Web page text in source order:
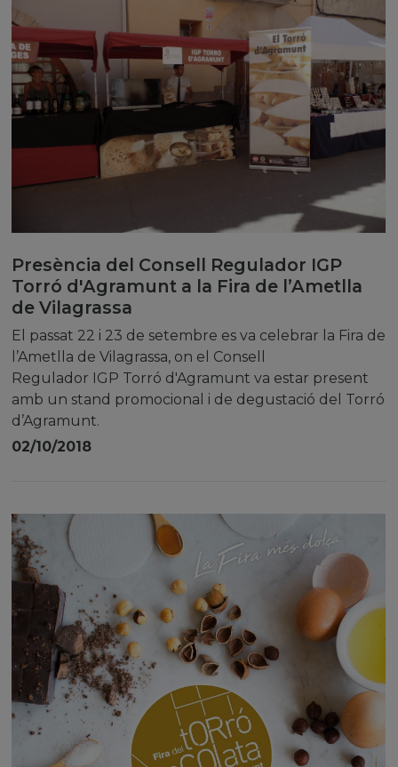
Presència del Consell Regulador IGP
Torró d'Agramunt a la Fira de l’Ametlla
de Vilagrassa
El passat 22 i 23 de setembre es va celebrar la Fira de
l’Ametlla de Vilagrassa, on el Consell
Regulador IGP Torró d'Agramunt va estar present
amb un stand promocional i de degustació del Torró
d’Agramunt.
02/10/2018